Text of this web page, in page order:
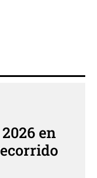
en